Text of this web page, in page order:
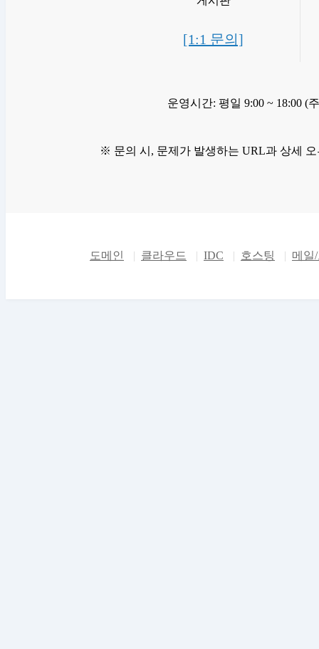
[1:1 문의]
운영시간: 평일 9:00 ~ 18:00 (
※ 문의 시, 문제가 발생하는 URL과 상세
도메인 클라우드 IDC 호스팅 메일